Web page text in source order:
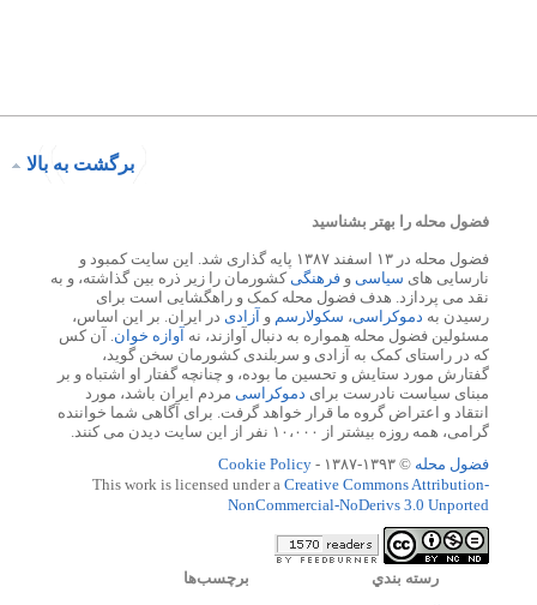
برگشت به بالا
فضول محله را بهتر بشناسید
فضول محله در ۱۳ اسفند ۱۳۸۷ پایه گذاری شد. این سایت کمبود و
نارسایی های سیاسی و فرهنگیکشورمان را زیر ذره بین گذاشته، و به
نقد می پردازد. هدف فضول محله کمک و راهگشایی است برای
رسیدن به دموکراسی، سکولارسم و آزادی در ایران. بر این اساس،
مسئولین فضول محله همواره به دنبال آوازند، نه آوازه خوان. آن کس
که در راستای کمک به آزادی و سربلندی کشورمان سخن گوید،
گفتارش مورد ستایش و تحسین ما بوده، و چنانچه گفتار او اشتباه و بر
مبنای سیاست نادرست برای دموکراسی مردم ایران باشد، مورد
انتقاد و اعتراض گروه ما قرار خواهد گرفت. برای آگاهی شما خواننده
گرامی، همه روزه بیشتر از ۱۰،۰۰۰ نفر از این سایت دیدن می کنند.
فضول محله © ۱۳۹۳-۱۳۸۷ -
Cookie Policy
This work is licensed under a Creative Commons Attribution-
NonCommercial-NoDerivs 3.0 Unported
رسته بندي برچسب‌ها